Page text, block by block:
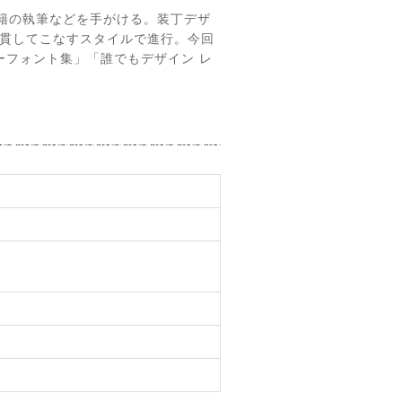
の執筆などを手がける。装丁デザ
してこなすスタイルで進行。今回
ォント集」「誰でもデザイン レ